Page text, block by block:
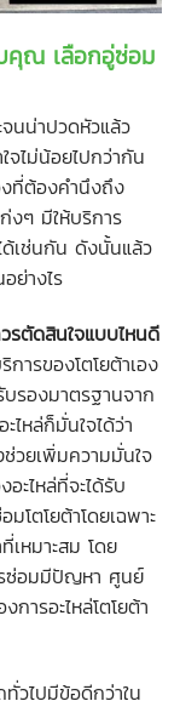
คุณ เลือกอู่ซ่อม
นน่าปวดหัวแล้ว
จไม่น้อยไปกว่ากัน
ที่ต้องคำนึงถึง
งๆ มีให้บริการ
เช่นกัน ดังนั้นแล้ว
ย่างไร
รตัดสินใจแบบไหนดี
ารของโตโยต้าเอง
รองมาตรฐานจาก
ไหล่ก็มั่นใจได้ว่า
ช่วยเพิ่มความมั่นใจ
ะไหล่ที่จะได้รับ
มโตโยต้าโดยเฉพาะ
เหมาะสม โดย
รซ่อมมีปัญหา ศูนย์
ารอะไหล่โตโยต้า
วไปมีข้อดีกว่าใน